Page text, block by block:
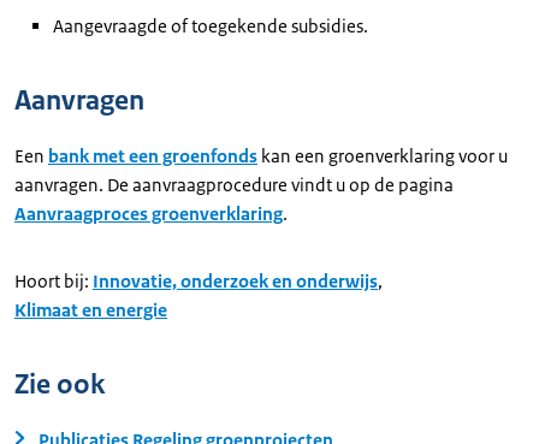
Aangevraagde of toegekende subsidies.
Aanvragen
Een bank met een groenfonds kan een groenverklaring voor u
aanvragen. De aanvraagprocedure vindt u op de pagina
Aanvraagproces groenverklaring.
Hoort bij: Innovatie, onderzoek en onderwijs,
Klimaat en energie
Zie ook